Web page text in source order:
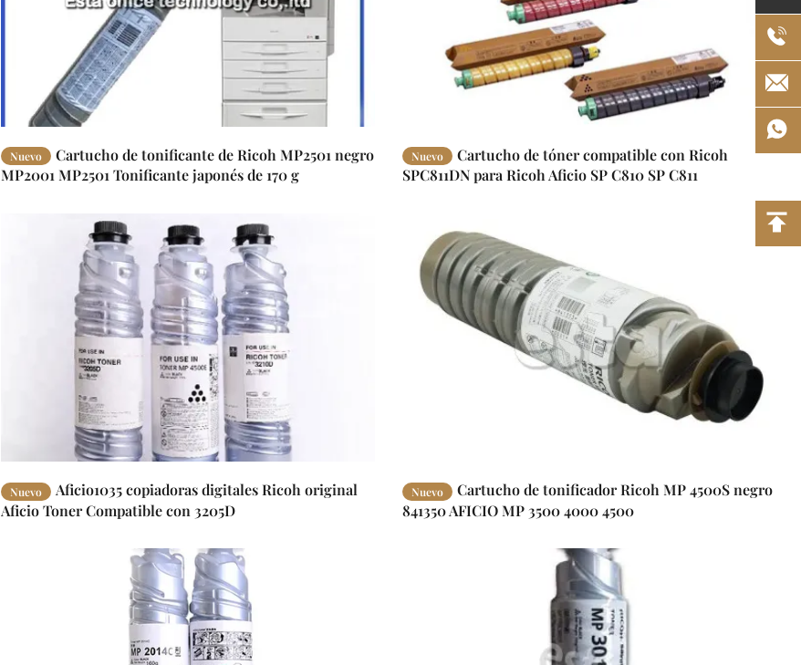
Nuevo
Cartucho de tonificante de Ricoh MP2501 negro
MP2001 MP2501 Tonificante japonés de 170 g
Nuevo
Cartucho de tóner compatible con Ricoh
SPC811DN para Ricoh Aficio SP C810 SP C811
Nuevo
Aficio1035 copiadoras digitales Ricoh original
Aficio Toner Compatible con 3205D
Nuevo
Cartucho de tonificador Ricoh MP 4500S negro
841350 AFICIO MP 3500 4000 4500